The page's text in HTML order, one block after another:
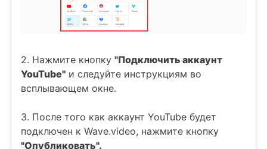
2. Нажмите кнопку "Подключить аккаунт
YouTube" и следуйте инструкциям во
всплывающем окне.
3. После того как аккаунт YouTube будет
подключен к Wave.video, нажмите кнопку
"Опубликовать".